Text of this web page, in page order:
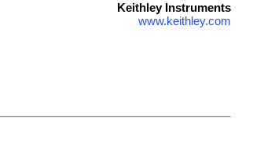
Keithley Instruments
www.keithley.com